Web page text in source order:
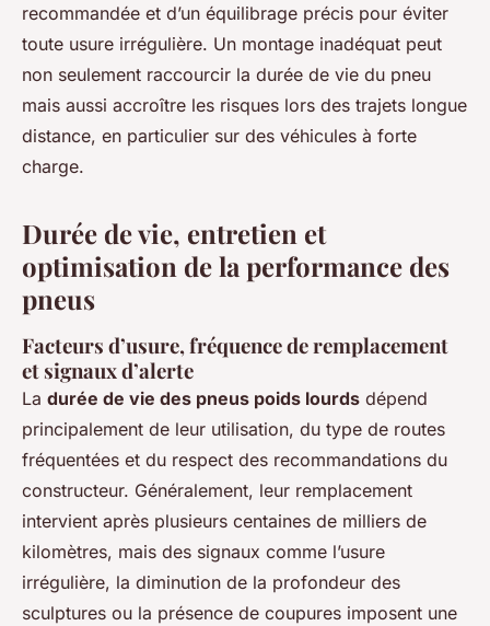
recommandée et d’un équilibrage précis pour éviter
toute usure irrégulière. Un montage inadéquat peut
non seulement raccourcir la durée de vie du pneu
mais aussi accroître les risques lors des trajets longue
distance, en particulier sur des véhicules à forte
charge.
Durée de vie, entretien et
optimisation de la performance des
pneus
Facteurs d’usure, fréquence de remplacement
et signaux d’alerte
La durée de vie des pneus poids lourds dépend
principalement de leur utilisation, du type de routes
fréquentées et du respect des recommandations du
constructeur. Généralement, leur remplacement
intervient après plusieurs centaines de milliers de
kilomètres, mais des signaux comme l’usure
irrégulière, la diminution de la profondeur des
sculptures ou la présence de coupures imposent une